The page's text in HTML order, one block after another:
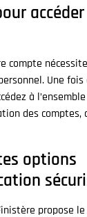
compte
Une
à
des comptes,
options
propose